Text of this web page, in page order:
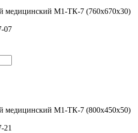
медицинский М1-ТК-7 (760x670x30)
07
медицинский М1-ТК-7 (800x450x50)